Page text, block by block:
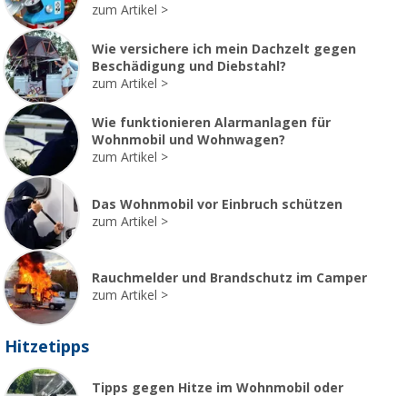
zum Artikel
Wie versichere ich mein Dachzelt gegen
Beschädigung und Diebstahl?
zum Artikel
Wie funktionieren Alarmanlagen für
Wohnmobil und Wohnwagen?
zum Artikel
Das Wohnmobil vor Einbruch schützen
zum Artikel
Rauchmelder und Brandschutz im Camper
zum Artikel
Hitzetipps
Tipps gegen Hitze im Wohnmobil oder